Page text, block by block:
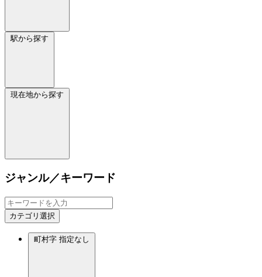
駅から探す
現在地から探す
ジャンル／キーワード
カテゴリ選択
町村字 指定なし